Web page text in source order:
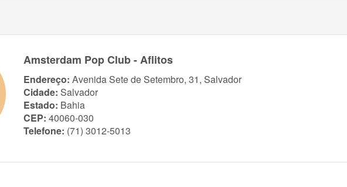
Amsterdam Pop Club - Aflitos
Endereço: Avenida Sete de Setembro, 31, Salvador
Cidade: Salvador
Estado: Bahia
CEP: 40060-030
Telefone: (71) 3012-5013